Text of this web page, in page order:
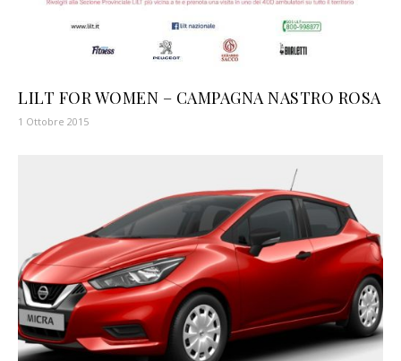
LILT FOR WOMEN – CAMPAGNA NASTRO ROSA
1 Ottobre 2015